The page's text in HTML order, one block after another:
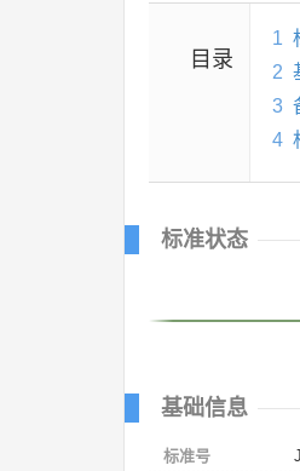
目录
1
2
3
4
标准状态
基础信息
标准号